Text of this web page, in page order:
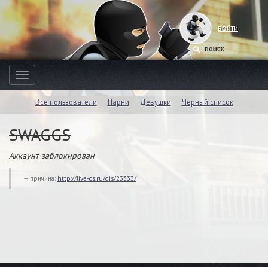
войти
Toggle
navigation
Все пользователи Парни Девушки Черный список
SWAGGS
Аккаунт заблокирован
причина: http://live-cs.ru/dis/23333/